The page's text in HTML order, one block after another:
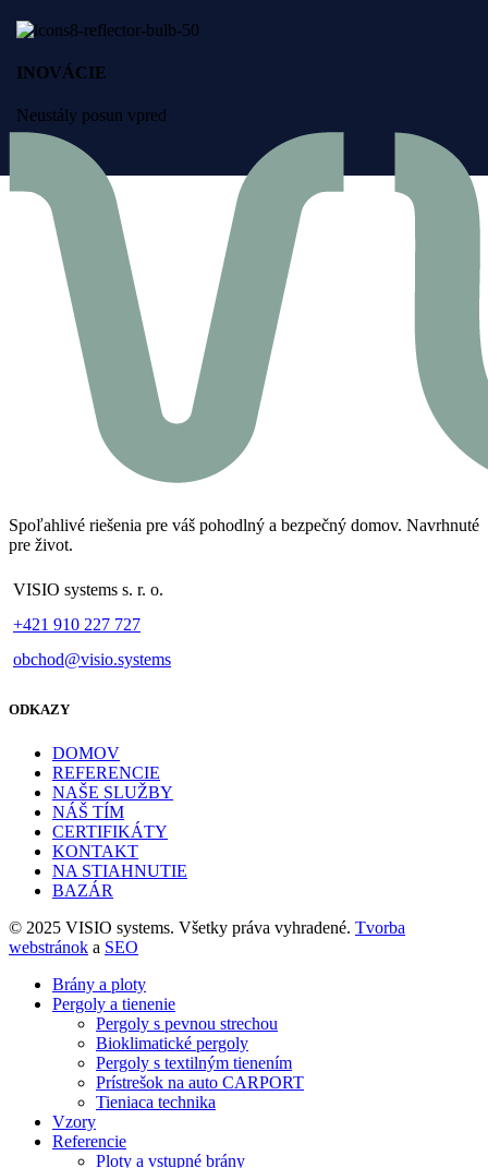
INOVÁCIE
Neustály posun vpred
Spoľahlivé riešenia pre váš pohodlný a bezpečný domov. Navrhnuté
pre život.
VISIO systems s. r. o.
+421 910 227 727
obchod@visio.systems
ODKAZY
DOMOV
REFERENCIE
NAŠE SLUŽBY
NÁŠ TÍM
CERTIFIKÁTY
KONTAKT
NA STIAHNUTIE
BAZÁR
© 2025 VISIO systems. Všetky práva vyhradené. Tvorba
webstránok a SEO
Brány a ploty
Pergoly a tienenie
Pergoly s pevnou strechou
Bioklimatické pergoly
Pergoly s textilným tienením
Prístrešok na auto CARPORT
Tieniaca technika
Vzory
Referencie
Ploty a vstupné brány